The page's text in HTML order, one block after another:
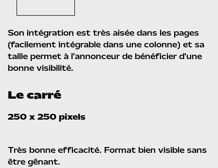
Son intégration est très aisée dans les pages
(facilement intégrable dans une colonne) et sa
taille permet à l'annonceur de bénéficier d'une
bonne visibilité.
Le carré
250 x 250 pixels
Très bonne efficacité. Format bien visible sans
être gênant.